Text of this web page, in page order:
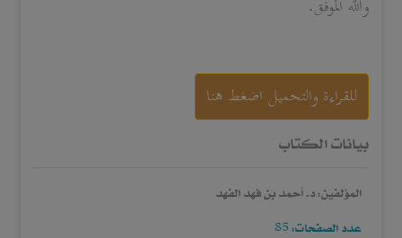
والله الموفق.
للقراءة والتحميل اضغط هنا
بيانات الكتاب
المؤلفين: د. أحمد بن فهد الفهد
عدد الصفحات: 85